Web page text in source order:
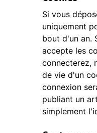
Si vous
uniquement
bout d'un an.
accepte les
connecterez,
de vie d'un
connexion
publiant un
simplement